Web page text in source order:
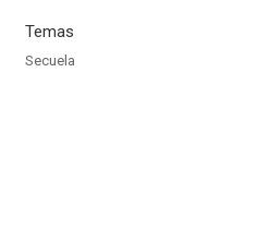
Temas
Secuela